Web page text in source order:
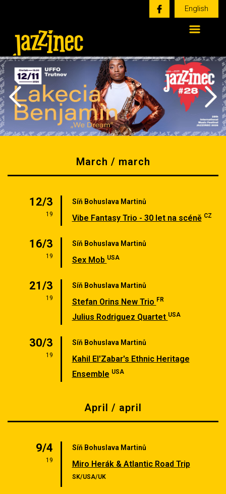
English
March / march
12/3
19
Síň Bohuslava Martinů
Vibe Fantasy Trio - 30 let na scéně CZ
16/3
19
Síň Bohuslava Martinů
Sex Mob USA
21/3
19
Síň Bohuslava Martinů
Stefan Orins New Trio FR
Julius Rodriguez Quartet USA
30/3
19
Síň Bohuslava Martinů
Kahil El'Zabar's Ethnic Heritage
Ensemble USA
April / april
9/4
19
Síň Bohuslava Martinů
Miro Herák & Atlantic Road Trip
SK/USA/UK